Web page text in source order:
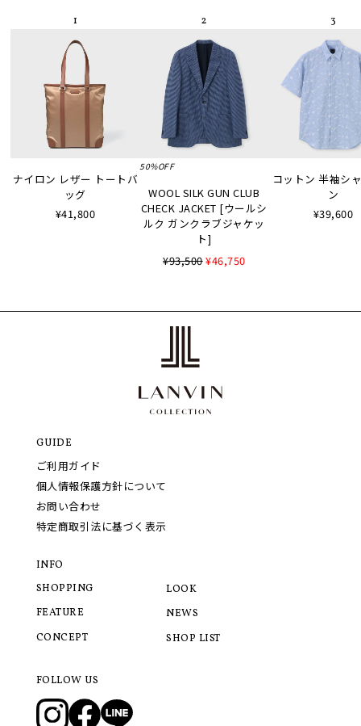
ナイロン レザー トートバ
ッグ
¥41,800
50%OFF
WOOL SILK GUN CLUB
CHECK JACKET [ウールシ
ルク ガンクラブジャケッ
ト]
¥93,500¥46,750
コットン 半袖シ
ン
¥39,600
GUIDE
ご利用ガイド
個人情報保護方針について
お問い合わせ
特定商取引法に基づく表示
INFO
SHOPPING
FEATURE
CONCEPT
LOOK
NEWS
SHOP LIST
FOLLOW US